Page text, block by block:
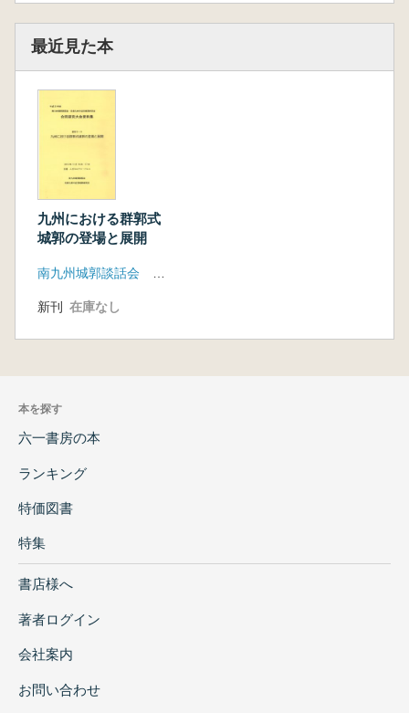
最近見た本
九州における群郭式
城郭の登場と展開
南九州城郭談話会 北部九州中近世城郭研究会
新刊 在庫なし
本を探す
六一書房の本
ランキング
特価図書
特集
書店様へ
著者ログイン
会社案内
お問い合わせ